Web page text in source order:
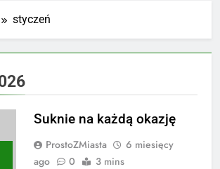
styczeń
Suknie na każdą okazję
ProstoZMiasta
6 miesięcy
ago
0 3 mins